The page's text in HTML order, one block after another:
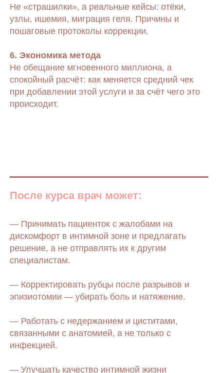
Не «страшилки», а реальные кейсы: отёки,
узлы, ишемия, миграция геля. Причины и
пошаговые протоколы коррекции.
6. Экономика метода
Не обещание мгновенного миллиона, а
спокойный расчёт: как меняется средний чек
при добавлении этой услуги и за счёт чего это
происходит.
После курса врач может:
— Принимать пациенток с жалобами на
дискомфорт в интимной зоне и предлагать
решение, а не отправлять их к другим
специалистам.
— Корректировать рубцы после разрывов и
эпизиотомии — убирать боль и натяжение.
— Работать с недержанием и циститами,
связанными с анатомией, а не только с
инфекцией.
— Улучшать качество интимной жизни